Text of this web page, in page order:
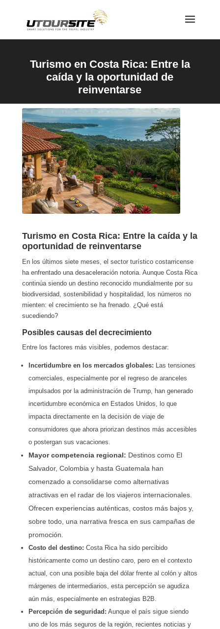
Turismo en Costa Rica: Entre la
caída y la oportunidad de
reinventarse
Turismo en Costa Rica: Entre la caída y la
oportunidad de reinventarse
En los últimos siete meses, el sector turístico costarricense
ha enfrentado una desaceleración notoria. Aunque Costa Rica
continúa siendo un destino reconocido mundialmente por su
biodiversidad, sostenibilidad y hospitalidad, los números no
mienten: el crecimiento se ha frenado. ¿Qué está
sucediendo?
Posibles causas del decrecimiento
Entre los factores más visibles, podemos destacar:
Incertidumbre en los mercados globales: Las tensiones
comerciales, especialmente por el regreso de aranceles
impulsados por la administración de Trump, han generado
incertidumbre económica en Estados Unidos, lo que
impacta directamente en la decisión de viaje de
consumidores que ahora priorizan destinos más accesibles
o postergan sus vacaciones.
Mayor competencia regional: Destinos como El
Salvador, Colombia y hasta Guatemala han
comenzado a consolidarse como alternativas
atractivas en el radar de los viajeros internacionales.
Ofrecen experiencias auténticas, costos más bajos y,
sobre todo, una narrativa fresca en sus campañas de
promoción.
Costo del destino: Costa Rica ha sido percibido
históricamente como un destino caro, pero en el contexto
actual, con una posible baja del dólar frente al colón y altos
márgenes de intermediarios, esta percepción se agudiza
aún más, especialmente en estrategias B2B.
Percepción de seguridad: Aunque el país sigue siendo
uno de los más seguros de la región, recientes noticias y